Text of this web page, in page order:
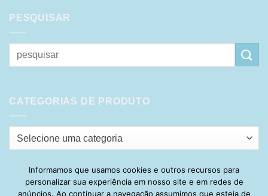
PESQUISAR
Pesquisar
por:
CATEGORIAS DE PRODUTO
Selecione uma categoria
Visa PayPal Stripe MasterCard
Cash
Informamos que usamos cookies e outros recursos para
personalizar sua experiência em nosso site e em redes de
anúncios. Ao continuar a navegação assumimos que esteja de